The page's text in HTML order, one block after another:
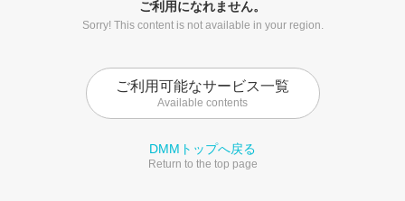
ご利用になれません。
Sorry! This content is not available in your region.
ご利用可能なサービス一覧
Available contents
DMMトップへ戻る
Return to the top page